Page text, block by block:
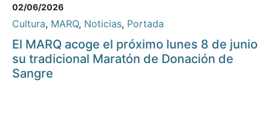
02/06/2026
Cultura, MARQ, Noticias, Portada
El MARQ acoge el próximo lunes 8 de junio
su tradicional Maratón de Donación de
Sangre